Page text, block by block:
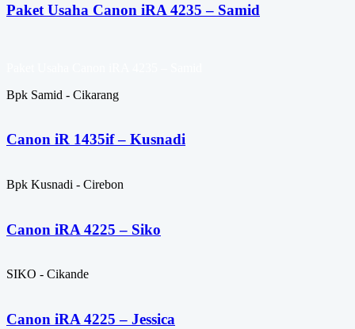
Paket Usaha Canon iRA 4235 – Samid
Bpk Samid - Cikarang
Canon iR 1435if – Kusnadi
Bpk Kusnadi - Cirebon
Canon iRA 4225 – Siko
SIKO - Cikande
Canon iRA 4225 – Jessica